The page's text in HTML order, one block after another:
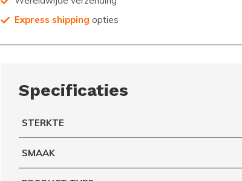
Express shipping opties
Specificaties
STERKTE
SMAAK